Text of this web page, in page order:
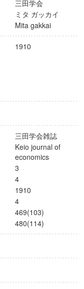
三田学会
ミタ ガッカイ
Mita gakkai
1910
三田学会雑誌
Keio journal of
economics
3
4
1910
4
469(103)
480(114)